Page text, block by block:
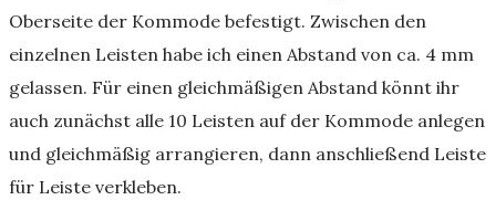
Oberseite der Kommode befestigt. Zwischen den
einzelnen Leisten habe ich einen Abstand von ca. 4 mm
gelassen. Für einen gleichmäßigen Abstand könnt ihr
auch zunächst alle 10 Leisten auf der Kommode anlegen
und gleichmäßig arrangieren, dann anschließend Leiste
für Leiste verkleben.